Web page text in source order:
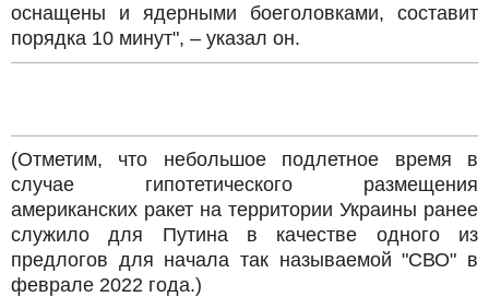
oснащены и ядерными боеголовками, составит
порядка 10 минут", – указал он.
(Отметим, что небольшое подлетное время в
случае гипотетического размещения
американских ракет на территории Украины ранее
служило для Путина в качестве одного из
предлогов для начала так называемой "СВО" в
феврале 2022 года.)